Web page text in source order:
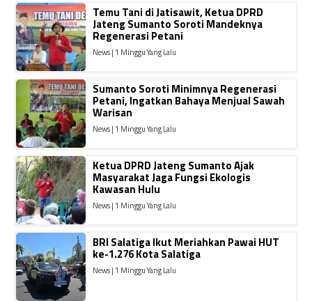
Temu Tani di Jatisawit, Ketua DPRD
Jateng Sumanto Soroti Mandeknya
Regenerasi Petani
News | 1 Minggu Yang Lalu
Sumanto Soroti Minimnya Regenerasi
Petani, Ingatkan Bahaya Menjual Sawah
Warisan
News | 1 Minggu Yang Lalu
Ketua DPRD Jateng Sumanto Ajak
Masyarakat Jaga Fungsi Ekologis
Kawasan Hulu
News | 1 Minggu Yang Lalu
BRI Salatiga Ikut Meriahkan Pawai HUT
ke-1.276 Kota Salatiga
News | 1 Minggu Yang Lalu